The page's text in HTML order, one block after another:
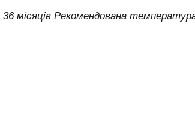
36 місяців Рекомендована